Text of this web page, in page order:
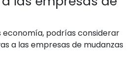
economía, podrías considerar
a las empresas de mudanzas